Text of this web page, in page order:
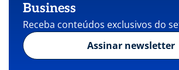
Business
Receba conteúdos exclusivos do
Assinar newsletter